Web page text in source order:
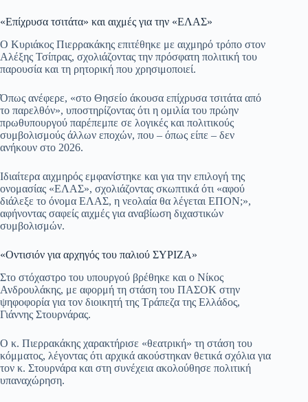
«Επίχρυσα τσιτάτα» και αιχμές για την «ΕΛΑΣ»
Ο Κυριάκος Πιερρακάκης επιτέθηκε με αιχμηρό τρόπο στον
Αλέξης Τσίπρας, σχολιάζοντας την πρόσφατη πολιτική του
παρουσία και τη ρητορική που χρησιμοποιεί.
Όπως ανέφερε, «στο Θησείο άκουσα επίχρυσα τσιτάτα από
το παρελθόν», υποστηρίζοντας ότι η ομιλία του πρώην
πρωθυπουργού παρέπεμπε σε λογικές και πολιτικούς
συμβολισμούς άλλων εποχών, που – όπως είπε – δεν
ανήκουν στο 2026.
Ιδιαίτερα αιχμηρός εμφανίστηκε και για την επιλογή της
ονομασίας «ΕΛΑΣ», σχολιάζοντας σκωπτικά ότι «αφού
διάλεξε το όνομα ΕΛΑΣ, η νεολαία θα λέγεται ΕΠΟΝ;»,
αφήνοντας σαφείς αιχμές για αναβίωση διχαστικών
συμβολισμών.
«Οντισιόν για αρχηγός του παλιού ΣΥΡΙΖΑ»
Στο στόχαστρο του υπουργού βρέθηκε και ο Νίκος
Ανδρουλάκης, με αφορμή τη στάση του ΠΑΣΟΚ στην
ψηφοφορία για τον διοικητή της Τράπεζα της Ελλάδος,
Γιάννης Στουρνάρας.
Ο κ. Πιερρακάκης χαρακτήρισε «θεατρική» τη στάση του
κόμματος, λέγοντας ότι αρχικά ακούστηκαν θετικά σχόλια για
τον κ. Στουρνάρα και στη συνέχεια ακολούθησε πολιτική
υπαναχώρηση.